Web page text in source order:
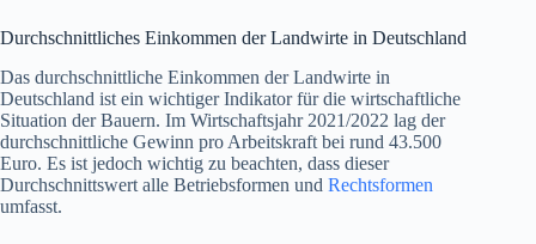
Durchschnittliches Einkommen der Landwirte in Deutschland
Das durchschnittliche Einkommen der Landwirte in
Deutschland ist ein wichtiger Indikator für die wirtschaftliche
Situation der Bauern. Im Wirtschaftsjahr 2021/2022 lag der
durchschnittliche Gewinn pro Arbeitskraft bei rund 43.500
Euro. Es ist jedoch wichtig zu beachten, dass dieser
Durchschnittswert alle Betriebsformen und Rechtsformen
umfasst.